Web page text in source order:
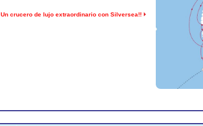
Un crucero de lujo extraordinario con Silversea!!